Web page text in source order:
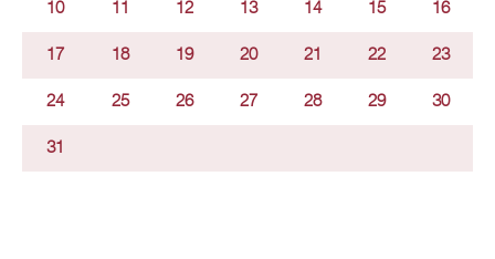
10 11 12 13 14 15 16
17 18 19 20 21 22 23
24 25 26 27 28 29 30
31